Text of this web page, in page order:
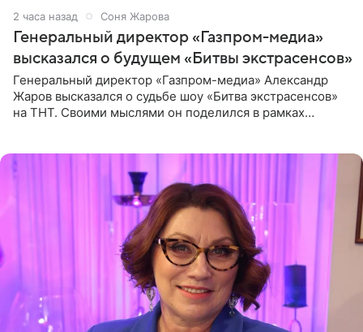
2 часа назад Соня Жарова
Генеральный директор «Газпром-медиа»
высказался о будущем «Битвы экстрасенсов»
Генеральный директор «Газпром-медиа» Александр
Жаров высказался о судьбе шоу «Битва экстрасенсов»
на ТНТ. Своими мыслями он поделился в рамках